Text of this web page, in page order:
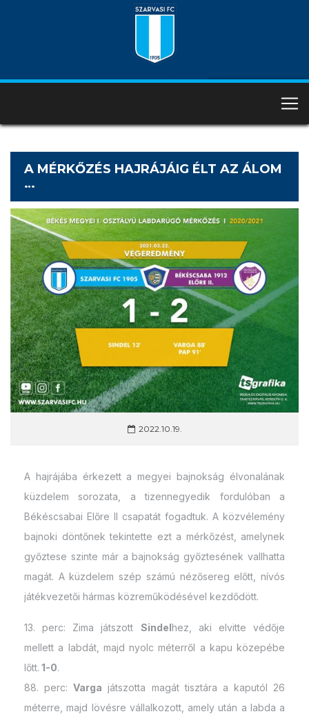
A MÉRKŐZÉS HAJRÁJÁIG ÉLT AZ ÁLOM
…
2022.10.19.
A hajrájába érkezett a megyei bajnokság élvonalának
küzdelem sorozata, a tizennegyedik fordulóban a
Békéscsabai Előre II csapatát fogadtuk. A közvélemény
bajnoki döntőnek tekintette ezt a mérkőzést, amelynek
győztese szinte már a bajnokság győztesének vallhatta
magát. A küzdelem szép számú nézősereg előtt, nívós
játékvezetői hármas közreműködésével kezdődött.
13. perc: Zima játszott Sindelhez, aki elvitte védője
mellett a labdát, majd nyolc méterről a kapu közepébe
lőtt. 1-0.
88. perc:Varga játszotta magát tisztára a kaputól 26
méterre, majd lövésre vállalkozott, amely után a labda a